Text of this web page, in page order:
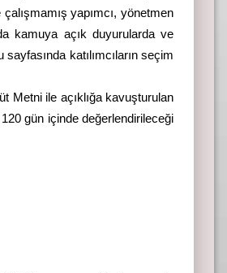
yapımcı, yönetmen
kamuya açık duyurularda ve
katılımcıların seçim
Metni ile açıklığa kavuşturulan
gün içinde değerlendirileceği